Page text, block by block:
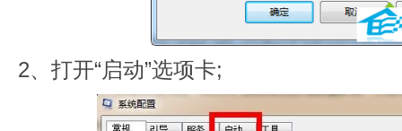
2、打开“启动”选项卡;